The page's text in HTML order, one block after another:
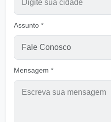
Nossa Pátria é Celestial
O Lucro é Viver em Cristo
Pastor Carlos Alberto Daniluski
Pastor Carlos Alberto Daniluski
Assunto *
Mensagem *